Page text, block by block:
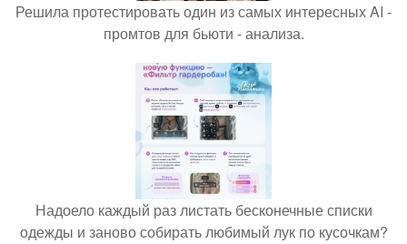
Решила протестировать один из самых интересных AI -
промтов для бьюти - анализа.
Надоело каждый раз листать бесконечные списки
одежды и заново собирать любимый лук по кусочкам?